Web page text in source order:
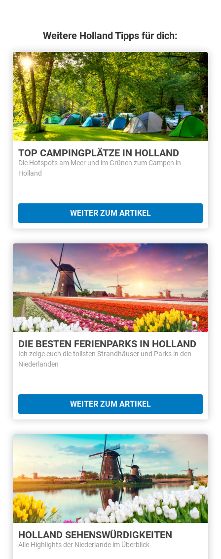
Weitere Holland Tipps für dich:
TOP CAMPINGPLÄTZE IN HOLLAND
Die Hotspots am Meer und im Grünen zum Campen in
Holland
WEITER ZUM ARTIKEL
DIE BESTEN FERIENPARKS IN HOLLAND
Ich zeige euch die tollsten Strandhäuser und Parks in den
Niederlanden
WEITER ZUM ARTIKEL
HOLLAND SEHENSWÜRDIGKEITEN
Alle Highlights der Niederlande im Überblick